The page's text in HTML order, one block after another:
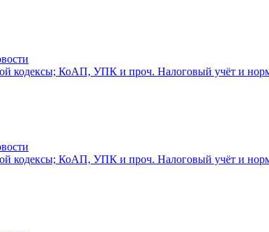
кодексы; КоАП, УПК и проч. Налоговый учёт и
кодексы; КоАП, УПК и проч. Налоговый учёт и